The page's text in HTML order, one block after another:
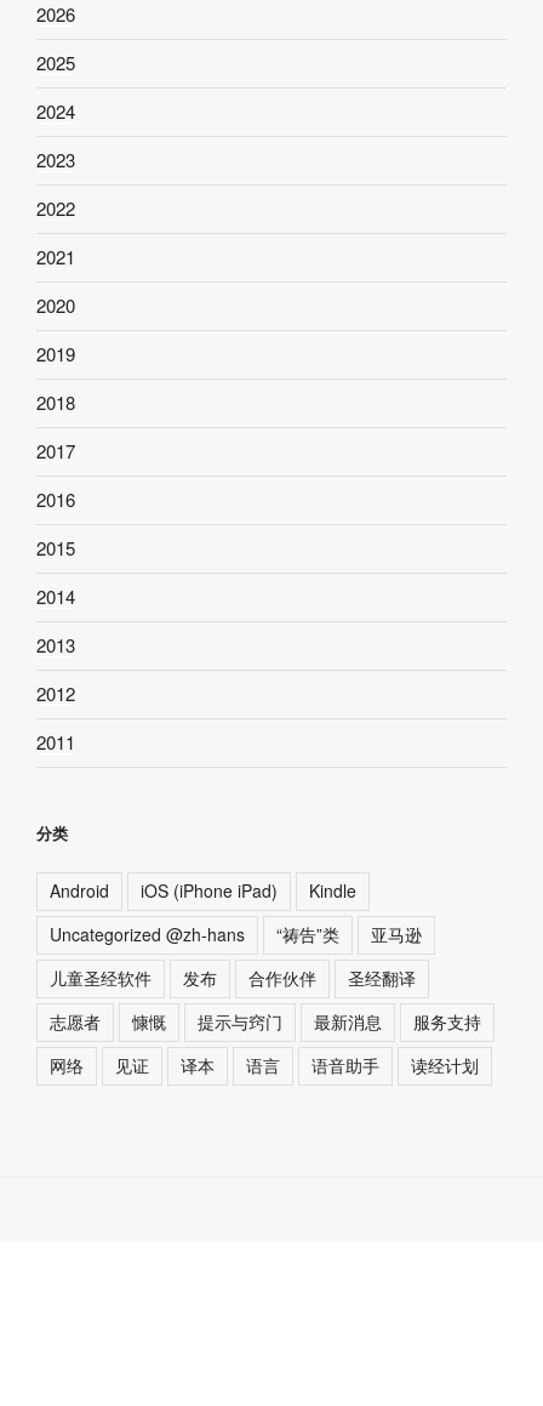
2026
2025
2024
2023
2022
2021
2020
2019
2018
2017
2016
2015
2014
2013
2012
2011
分类
Android iOS (iPhone iPad)
Kindle
Uncategorized @zh-hans
“祷告”类
亚马逊
儿童圣经软件
发布 合作伙伴
圣经翻译
志愿者
慷慨 提示与窍门 最新消息
服务支持
网络
见证 译本 语言 语音助手 读经计划